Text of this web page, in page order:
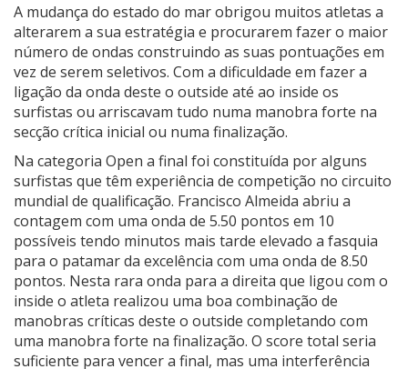
A mudança do estado do mar obrigou muitos atletas a
alterarem a sua estratégia e procurarem fazer o maior
número de ondas construindo as suas pontuações em
vez de serem seletivos. Com a dificuldade em fazer a
ligação da onda deste o outside até ao inside os
surfistas ou arriscavam tudo numa manobra forte na
secção crítica inicial ou numa finalização.
Na categoria Open a final foi constituída por alguns
surfistas que têm experiência de competição no circuito
mundial de qualificação. Francisco Almeida abriu a
contagem com uma onda de 5.50 pontos em 10
possíveis tendo minutos mais tarde elevado a fasquia
para o patamar da excelência com uma onda de 8.50
pontos. Nesta rara onda para a direita que ligou com o
inside o atleta realizou uma boa combinação de
manobras críticas deste o outside completando com
uma manobra forte na finalização. O score total seria
suficiente para vencer a final, mas uma interferência